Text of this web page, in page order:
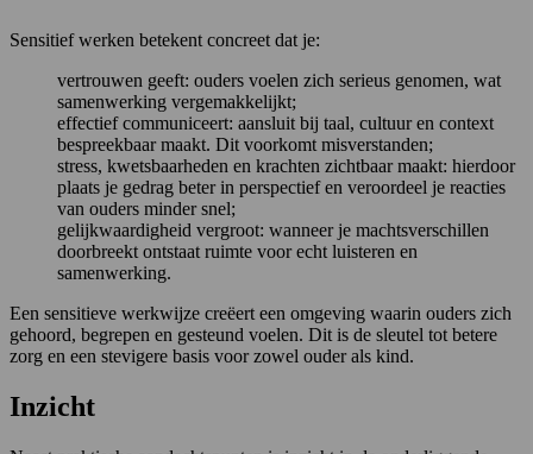
Sensitief werken betekent concreet dat je:
vertrouwen geeft: ouders voelen zich serieus genomen, wat
samenwerking vergemakkelijkt;
effectief communiceert: aansluit bij taal, cultuur en context
bespreekbaar maakt. Dit voorkomt misverstanden;
stress, kwetsbaarheden en krachten zichtbaar maakt: hierdoor
plaats je gedrag beter in perspectief en veroordeel je reacties
van ouders minder snel;
gelijkwaardigheid vergroot: wanneer je machtsverschillen
doorbreekt ontstaat ruimte voor echt luisteren en
samenwerking.
Een sensitieve werkwijze creëert een omgeving waarin ouders zich
gehoord, begrepen en gesteund voelen. Dit is de sleutel tot betere
zorg en een stevigere basis voor zowel ouder als kind.
Inzicht